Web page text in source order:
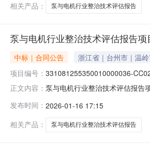
相关产品：
泵与电机行业整治技术评估报告
泵与电机行业整治技术评估报告项
中标｜合同公告 浙江省｜台州市｜温
项目编号： 331081255350010000036-
正文内容： 泵与电机行业整治技术评估报告
街道人民东路92弄8幢1207室联
发布时间： 2026-01-16 17:15
相关产品：
泵与电机行业整治技术评估报告